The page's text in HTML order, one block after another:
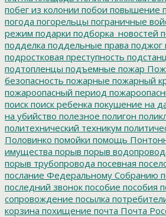
побег из колонии побои повышение
погода погорельцы пограничные
режим подарки подборка_новостей
подделка поддельные права поджог
подростковая преступность
подтопленцы подъемные пожар
безопасность пожарные пожарный
пожароопасный период
поиск поиск ребенка покушение на
на убийство полезное полигон
политехнический техникум
Половинко помойки помощь
имущества порыв порыв
порыв трубопровода посевная
послание Федеральному Собранию
последний звонок пособие пособия
сопровождение посылка
корзина похищение почта Почта